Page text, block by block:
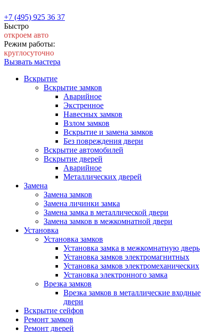
+7 (495) 925 36 37
Быстро
откроем авто
Режим работы:
круглосуточно
Вызвать мастера
Вскрытие
Вскрытие замков
Аварийное
Экстренное
Навесных замков
Взлом замков
Вскрытие и замена замков
Без повреждения двери
Вскрытие автомобилей
Вскрытие дверей
Аварийное
Металлических дверей
Замена
Замена замков
Замена личинки замка
Замена замка в металлической двери
Замена замков в межкомнатной двери
Установка
Установка замков
Установка замка в межкомнатную дверь
Установка замков электромагнитных
Установка замков электромеханических
Установка электронного замка
Врезка замков
Врезка замков в металлические входные
двери
Вскрытие сейфов
Ремонт замков
Ремонт дверей